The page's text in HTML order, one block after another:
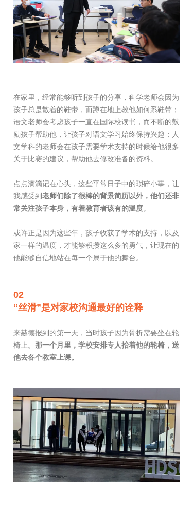
在家里，经常能够听到孩子的分享，科学老师会因为
孩子总是散着的鞋带，而蹲在地上教他如何系鞋带；
语文老师会考虑孩子一直在国际校读书，而不断的鼓
励孩子帮助他，让孩子对语文学习始终保持兴趣；人
文学科的老师会在孩子需要学术支持的时候给他很多
关于比赛的建议，帮助他去修改准备的资料。
点点滴滴记在心头，这些平常日子中的琐碎小事，让
我感受到 老师们除了很棒的背景简历以外，他们还非
常关注孩子本身，有着教育者该有的温度。
或许正是因为这些年，孩子收获了学术的支持，以及
家一样的温度，才能够积攒这么多的勇气，让现在的
他能够自信地站在每一个属于他的舞台。
02
“丝滑”是对家校沟通最好的诠释
来赫德报到的第一天，当时孩子因为骨折需要坐在轮
椅上。 那一个月里，学校安排专人抬着他的轮椅，送
他去各个教室上课。